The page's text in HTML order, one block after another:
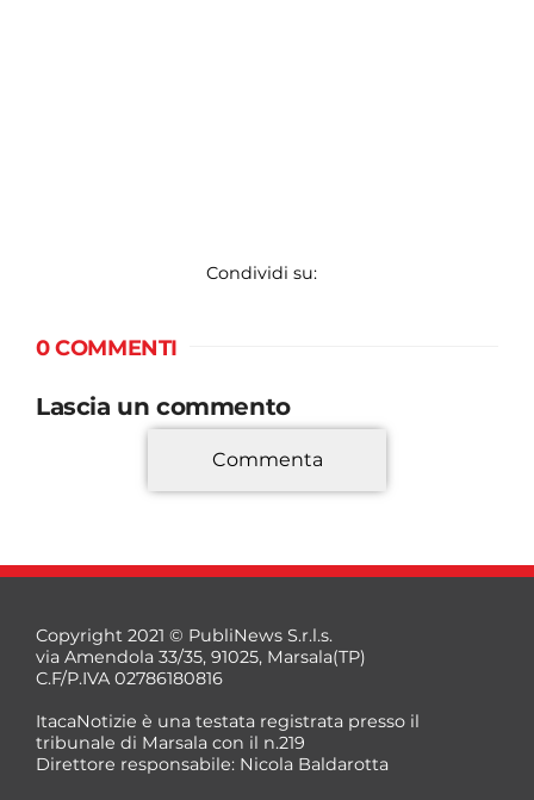
Condividi su:
0 COMMENTI
Lascia un commento
*
Commenta
Copyright 2021 © PubliNews S.r.l.s.
via Amendola 33/35, 91025, Marsala(TP)
C.F/P.IVA 02786180816
ItacaNotizie è una testata registrata presso il
tribunale di Marsala con il n.219
Direttore responsabile: Nicola Baldarotta